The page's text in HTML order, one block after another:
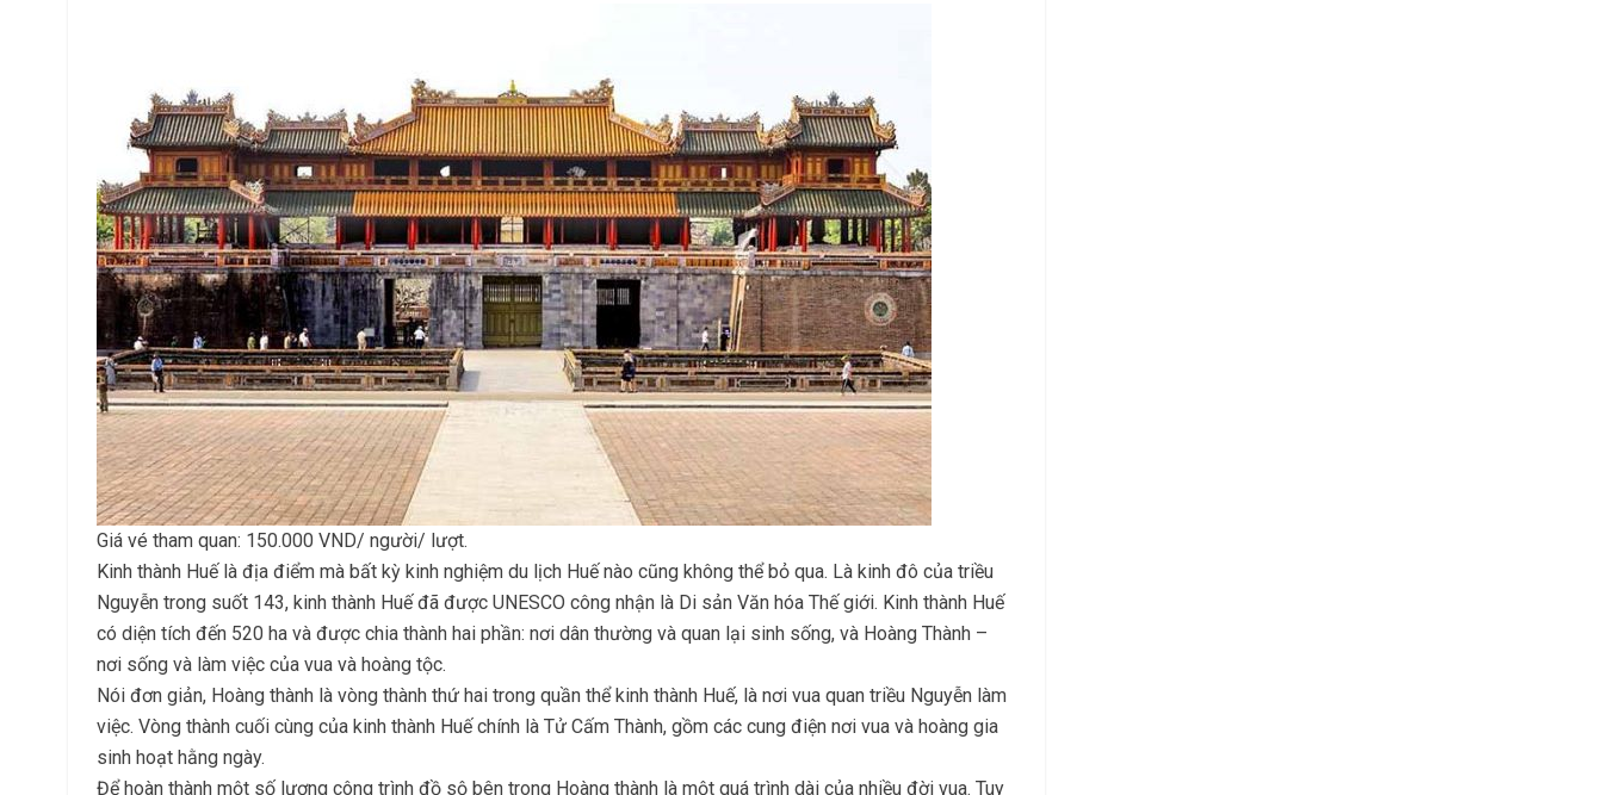
Giá vé tham quan: 150.000 VND/ người/ lượt.
Kinh thành Huế là địa điểm mà bất kỳ kinh nghiệm du lịch Huế nào cũng không thể bỏ qua. Là kinh đô của triều
Nguyễn trong suốt 143, kinh thành Huế đã được UNESCO công nhận là Di sản Văn hóa Thế giới. Kinh thành Huế
có diện tích đến 520 ha và được chia thành hai phần: nơi dân thường và quan lại sinh sống, và Hoàng Thành –
nơi sống và làm việc của vua và hoàng tộc.
Nói đơn giản, Hoàng thành là vòng thành thứ hai trong quần thể kinh thành Huế, là nơi vua quan triều Nguyễn làm
việc. Vòng thành cuối cùng của kinh thành Huế chính là Tử Cấm Thành, gồm các cung điện nơi vua và hoàng gia
sinh hoạt hằng ngày.
Để hoàn thành một số lượng công trình đồ sộ bên trong Hoàng thành là một quá trình dài của nhiều đời vua. Tuy